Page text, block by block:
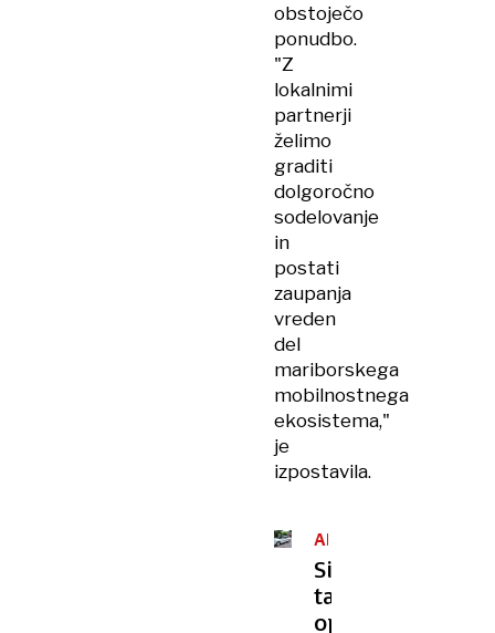
obstoječo
ponudbo.
"Z
lokalnimi
partnerji
želimo
graditi
dolgoročno
sodelovanje
in
postati
zaupanja
vreden
del
mariborskega
mobilnostnega
ekosistema,"
je
izpostavila.
AMERIŠKA
PLATFORMA
Sindikat
taksistov
opozarja